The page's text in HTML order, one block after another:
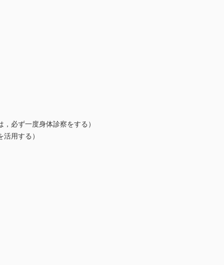
必ず一度身体診察をする）
用する）